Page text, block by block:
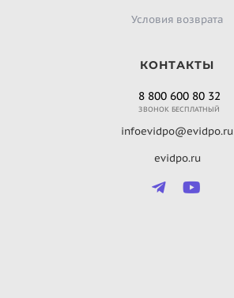
Условия возврата
КОНТАКТЫ
8 800 600 80 32
ЗВОНОК БЕСПЛАТНЫЙ
infoevidpo@evidpo.ru
evidpo.ru